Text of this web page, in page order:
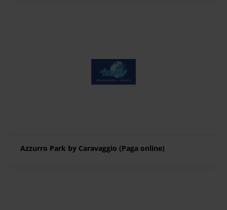
Azzurro Park by Caravaggio (Paga online)